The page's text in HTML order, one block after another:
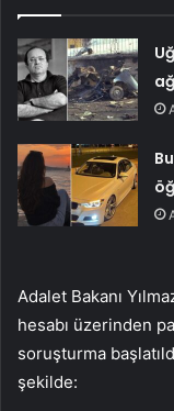
Adalet Bakanı
hesabı üzerinden
soruşturma
şekilde: